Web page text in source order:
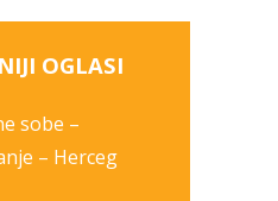
OGLASI
sobe –
– Herceg